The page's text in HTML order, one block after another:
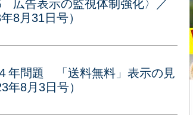
広告表示の監視体制強化〉／
8月31日号）
年問題 「送料無料」表示の見
8月3日号）